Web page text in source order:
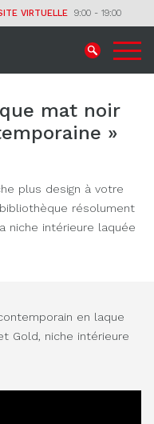
9:00 - 19:00
VIRTUELLE
mat noir
»
plus design à votre
résolument
niche intérieure laquée
en laque
Gold, niche intérieure